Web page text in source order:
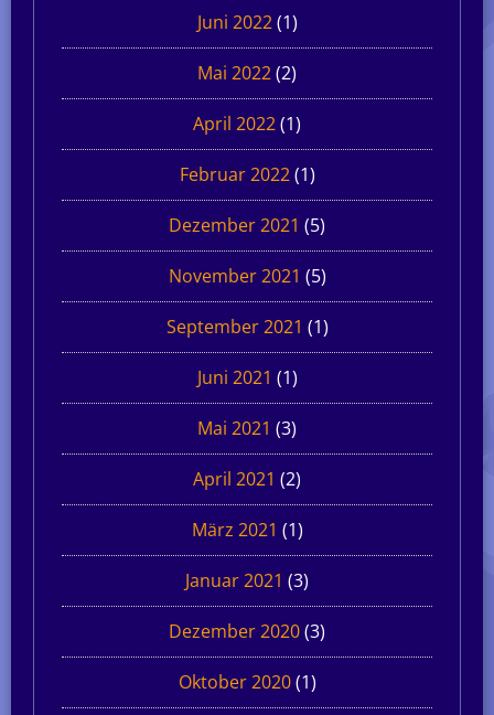
Juni 2022(1)
Mai 2022(2)
April 2022(1)
Februar 2022(1)
Dezember 2021 (5)
November 2021 (5)
September 2021 (1)
Juni 2021 (1)
Mai 2021 (3)
April 2021 (2)
März 2021 (1)
Januar 2021 (3)
Dezember 2020(3)
Oktober 2020(1)